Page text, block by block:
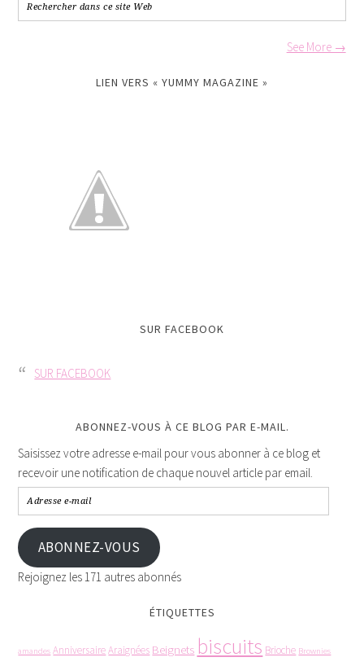
See More →
LIEN VERS « YUMMY MAGAZINE »
SUR FACEBOOK
SUR FACEBOOK
ABONNEZ-VOUS À CE BLOG PAR E-MAIL.
Saisissez votre adresse e-mail pour vous abonner à ce blog et
recevoir une notification de chaque nouvel article par email.
ABONNEZ-VOUS
Rejoignez les 171 autres abonnés
ÉTIQUETTES
amandes AnniversaireAraignées Beignets biscuits Brioche Brownies